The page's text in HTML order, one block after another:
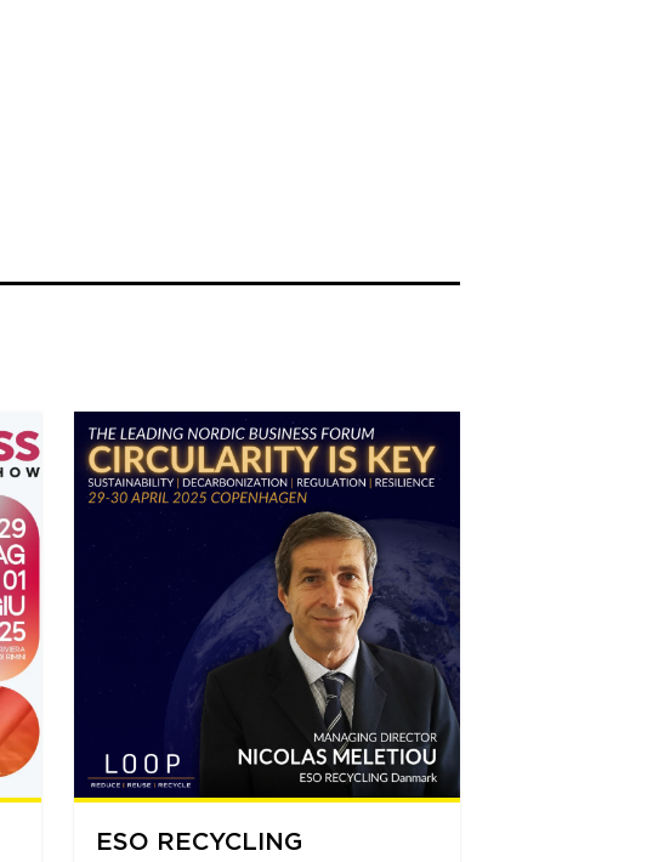
ESO RECYCLING